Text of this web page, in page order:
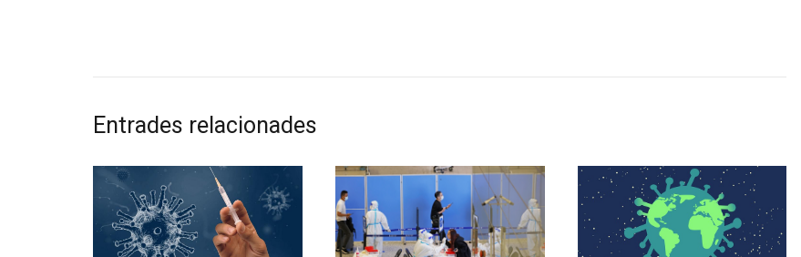
Entrades relacionades